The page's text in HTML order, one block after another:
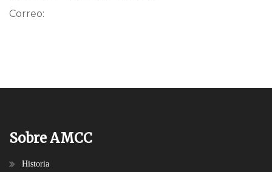
Correo:
Sobre AMCC
Historia